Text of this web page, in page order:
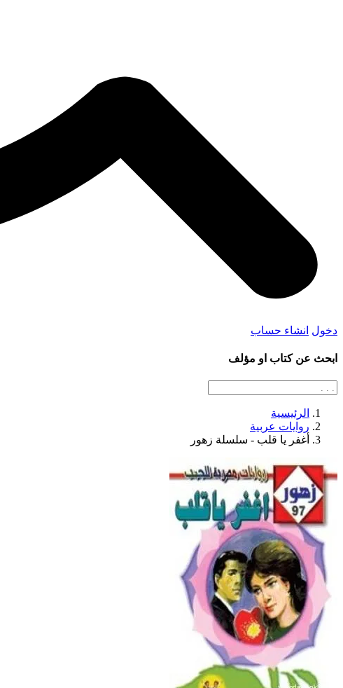
دخول انشاء حساب
ابحث عن كتاب او مؤلف
الرئيسية
روايات عربية
أغفر يا قلب - سلسلة زهور